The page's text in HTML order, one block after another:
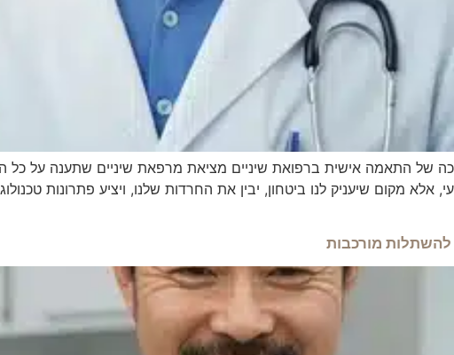
של התאמה אישית ברפואת שיניים מציאת מרפאת שיניים שתענה על כל
אלא מקום שיעניק לנו ביטחון, יבין את החרדות שלנו, ויציע פתרונות
מורכבות